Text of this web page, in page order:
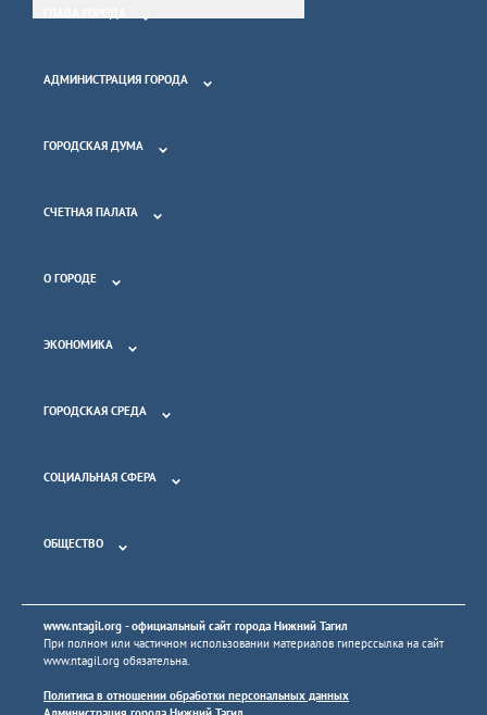
АДМИНИСТРАЦИЯ ГОРОДА
ГОРОДСКАЯ ДУМА
СЧЕТНАЯ ПАЛАТА
О ГОРОДЕ
ЭКОНОМИКА
ГОРОДСКАЯ СРЕДА
СОЦИАЛЬНАЯ СФЕРА
ОБЩЕСТВО
www.ntagil.org - официальный сайт города Нижний Тагил
При полном или частичном использовании материалов гиперссылка на сайт
www.ntagil.org обязательна.
Политика в отношении обработки персональных данных